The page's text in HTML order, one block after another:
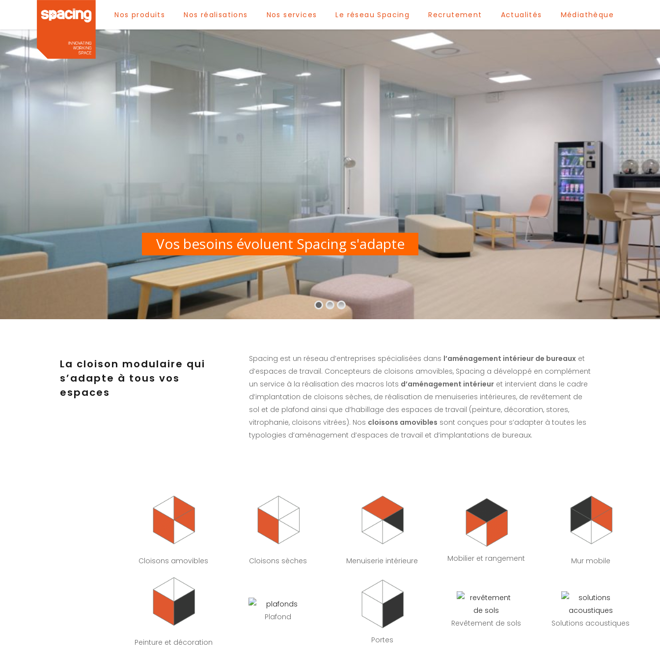
Nos produits Nos réalisations Nos services Le réseau Spacing Recrutement Actualités Médiathèque
Vos besoins évoluent Spacing s'adapte
La cloison modulaire qui
s’adapte à tous vos
espaces
Spacing est un réseau d’entreprises spécialisées dans l’aménagement intérieur de bureaux et
d’espaces de travail. Concepteurs de cloisons amovibles, Spacing a développé en complément
un service à la réalisation des macros lots d’aménagement intérieur et intervient dans le cadre
d’implantation de cloisons sèches, de réalisation de menuiseries intérieures, de revêtement de
sol et de plafond ainsi que d’habillage des espaces de travail (peinture, décoration, stores,
vitrophanie, cloisons vitrées). Nos cloisons amovibles sont conçues pour s’adapter à toutes les
typologies d’aménagement d’espaces de travail et d’implantations de bureaux.
Cloisons amovibles Cloisons sèches Menuiserie intérieure Mobilier et rangement Mur mobile
Peinture et décoration
Plafond
Portes
Revêtement de sols Solutions acoustiques